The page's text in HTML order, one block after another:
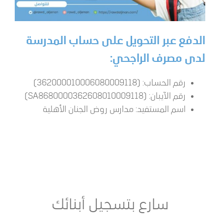
الدفع عبر التحويل على حساب المدرسة
لدى مصرف الراجحي:
رقم الحساب: (362000010006080009118)
رقم الآيبان: (SA8680000362608010009118)
اسم المستفيد: مدارس روض الجنان الأهلية
سارع بتسجيل أبنائك